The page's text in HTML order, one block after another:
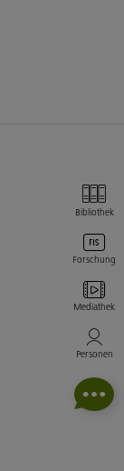
Bibliothek
Forschung
Mediathek
Personen